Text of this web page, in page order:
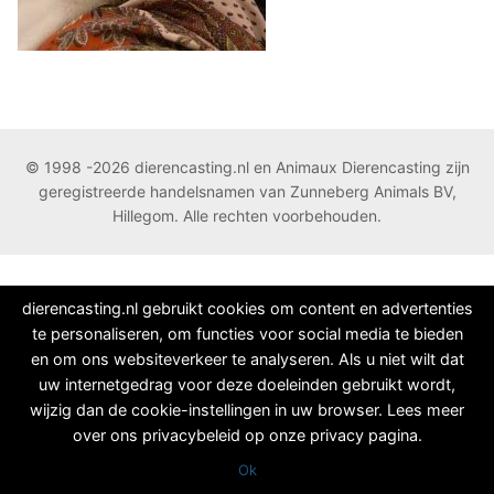
© 1998 -2026 dierencasting.nl en Animaux Dierencasting zijn
geregistreerde handelsnamen van Zunneberg Animals BV,
Hillegom. Alle rechten voorbehouden.
dierencasting.nl gebruikt cookies om content en advertenties
te personaliseren, om functies voor social media te bieden
en om ons websiteverkeer te analyseren. Als u niet wilt dat
uw internetgedrag voor deze doeleinden gebruikt wordt,
wijzig dan de cookie-instellingen in uw browser. Lees meer
over ons privacybeleid op onze privacy pagina.
Ok